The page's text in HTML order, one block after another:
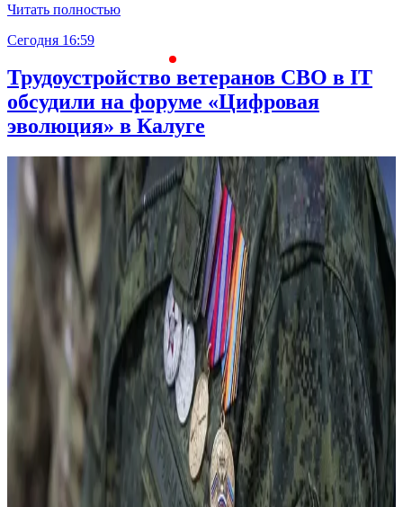
Читать полностью
Сегодня 16:59
Трудоустройство ветеранов СВО в IT
обсудили на форуме «Цифровая
эволюция» в Калуге